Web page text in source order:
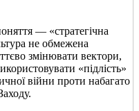
— «стратегічна
не обмежена
змінювати вектори,
«підлість»
війни проти набагато